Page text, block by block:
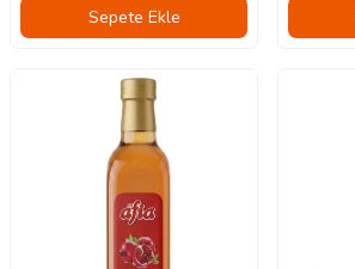
Sepete Ekle